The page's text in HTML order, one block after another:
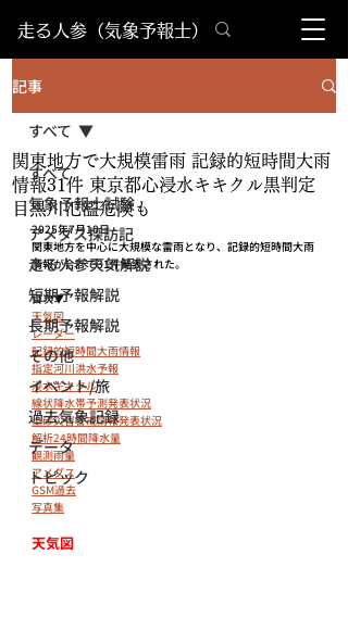
​走る人参（気象予報士）
記事
すべて
気象予報士試験
アメダス探訪記
走る人参天気解説
短期予報解説
長期予報解説
その他
イベント/旅
過去気象記録
データ
トピック
すべて
関東地方で大規模雷雨 記録的短時間大雨
情報31件 東京都心浸水キキクル黒判定
目黒川氾濫危険も
2025年7月10日
関東地方を中心に大規模な雷雨となり、記録的短時間大雨
情報が合計で31件発表された。
目次▼
天気図
レーダー
記録的短時間大雨情報
指定河川洪水予報
浸水キキクル
線状降水帯予測発表状況
土砂災害警戒情報発表状況
解析24時間降水量
観測雨量
アメダス
GSM過去
写真集
天気図